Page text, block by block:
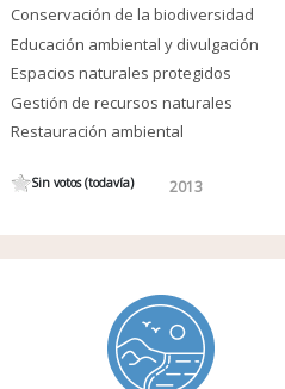
Conservación de la biodiversidad
Educación ambiental y divulgación
Espacios naturales protegidos
Gestión de recursos naturales
Restauración ambiental
Sin votos (todavía) 2013